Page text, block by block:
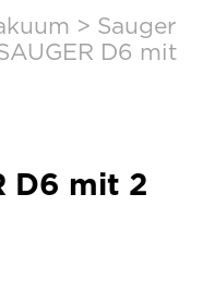
> Sauger
D6 mit
D6 mit 2